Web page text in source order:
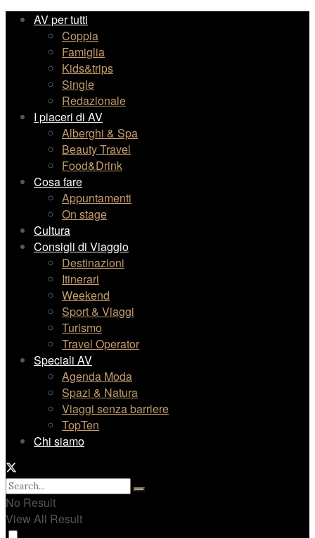
AV per tutti
Coppia
Famiglia
Kids&trips
Single
Redazionale
I piaceri di AV
Alberghi & Spa
Beauty Travel
Food&Drink
Cosa fare
Appuntamenti
On stage
Cultura
Consigli di Viaggio
Destinazioni
Itinerari
Weekend
Sport & Viaggi
Turismo
Travel Operator
Speciali AV
Agenda Moda
Spazi & Natura
Viaggi senza barriere
TopTen
Chi siamo
No Result
View All Result